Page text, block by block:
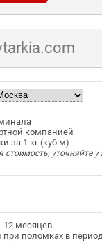
компанией
за 1 кг (куб.м) -
стоимость, уточняйте
12 месяцев.
поломках в